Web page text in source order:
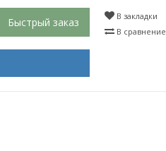
Быстрый заказ
В закладки
В сравнение